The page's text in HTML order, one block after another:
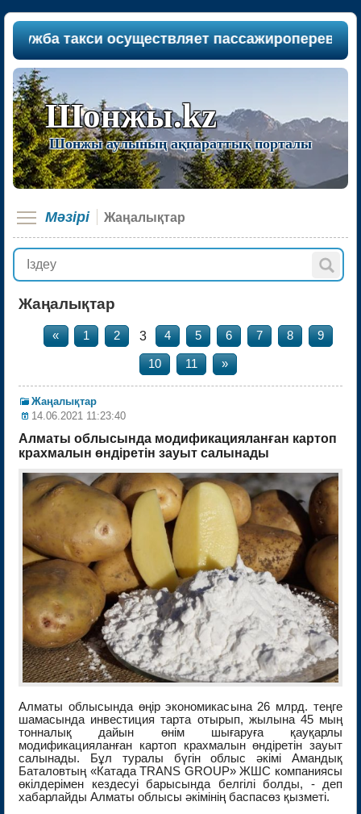
осуществляет пассажироперевозки между
Шонжы.kz
Шонжы аулының ақпараттық порталы
Мәзірi Жаңалықтар
Жаңалықтар
« 1 2 3 4 5 6 7 8 9
10 11 »
Жаңалықтар
14.06.2021 11:23:40
Алматы облысында модификацияланған картоп
крахмалын өндіретін зауыт салынады
Алматы облысында өңір экономикасына 26 млрд. теңге
шамасында инвестиция тарта отырып, жылына 45 мың
тонналық дайын өнім шығаруға қауқарлы
модификацияланған картоп крахмалын өндіретін зауыт
салынады. Бұл туралы бүгін облыс әкімі Амандық
Баталовтың «Катада TRANS GROUP» ЖШС компаниясы
өкілдерімен кездесуі барысында белгілі болды, - деп
хабарлайды Алматы облысы әкімінің баспасөз қызметі.